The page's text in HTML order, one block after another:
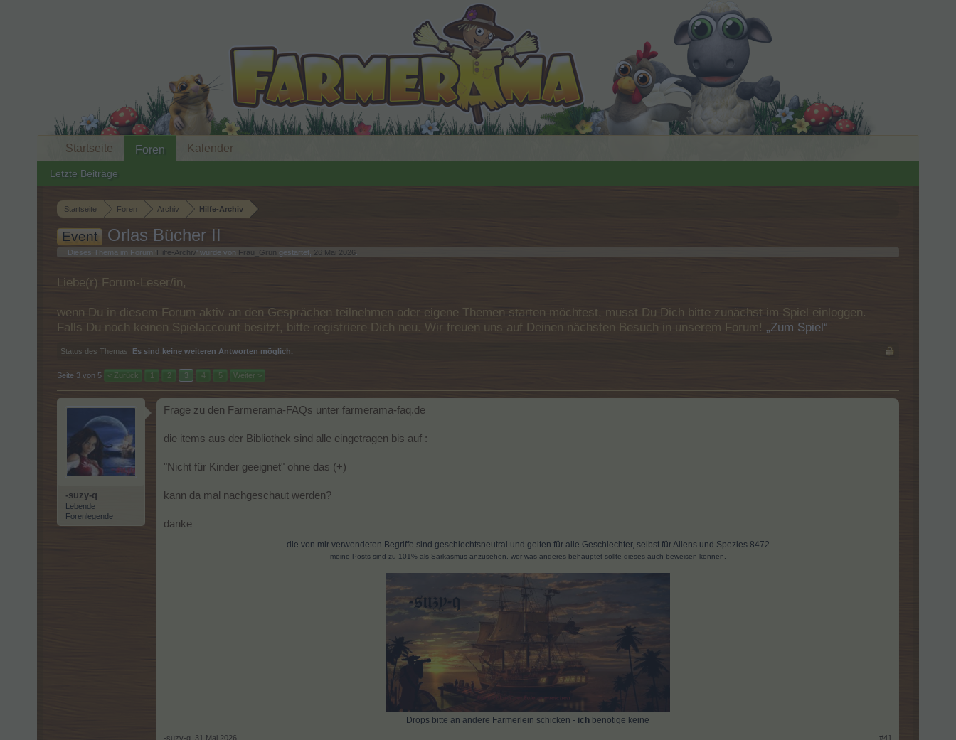
Startseite Foren Archiv Hilfe-Archiv
Event Orlas Bücher II
Dieses Thema im Forum ' Hilfe-Archiv ' wurde von Frau_Grün gestartet, 26 Mai 2026
Liebe(r) Forum-Leser/in,
wenn Du in diesem Forum aktiv an den Gesprächen teilnehmen oder eigene Themen starten möchtest, musst Du Dich bitte zunächst im Spiel einloggen.
Falls Du noch keinen Spielaccount besitzt, bitte registriere Dich neu. Wir freuen uns auf Deinen nächsten Besuch in unserem Forum! „Zum Spiel“
Status des Themas: Es sind keine weiteren Antworten möglich.
Seite 3 von 5 < Zurück 1 2 3 4 5 Weiter >
-suzy-q
Lebende
Forenlegende
Frage zu den Farmerama-FAQs unter farmerama-faq.de
die items aus der Bibliothek sind alle eingetragen bis auf :
"Nicht für Kinder geeignet" ohne das (+)
kann da mal nachgeschaut werden?
danke
die von mir verwendeten Begriffe sind geschlechtsneutral und gelten für alle Geschlechter, selbst für Aliens und Spezies 8472
meine Posts sind zu 101% als Sarkasmus anzusehen, wer was anderes behauptet sollte dieses auch beweisen können.
Drops bitte an andere Farmerlein schicken - ich benötige keine
-suzy-q 31 Mai 2026 #41
Startseite Foren
Letzte Beiträge
Kalender